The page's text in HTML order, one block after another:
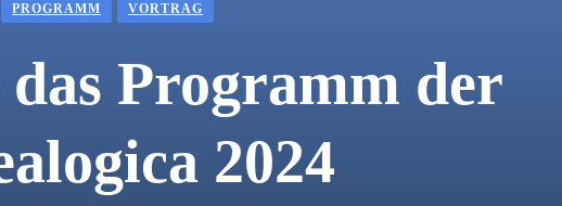
PROGRAMM VORTRAG
Programm der
2024